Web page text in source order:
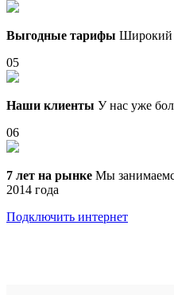
Выгодные тарифы Широкий
05
Наши клиенты У нас уже
06
7 лет на рынке Мы
2014 года
Подключить интернет